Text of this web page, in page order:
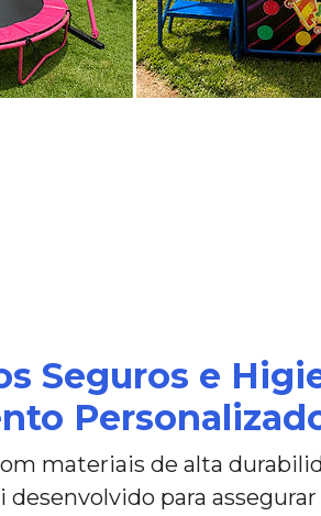
Seguros e
materiais de alta
para assegurar